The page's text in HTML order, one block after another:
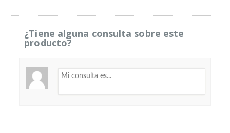
¿Tiene alguna consulta sobre este
producto?